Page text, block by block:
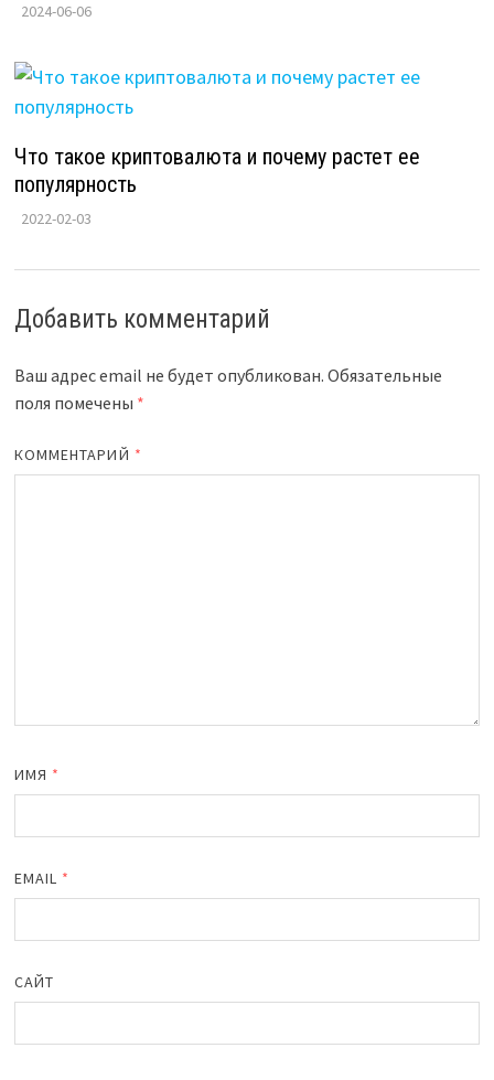
2024-06-06
Что такое криптовалюта и почему растет ее
популярность
2022-02-03
Добавить комментарий
Ваш адрес email не будет опубликован. Обязательные
поля помечены *
КОММЕНТАРИЙ *
ИМЯ *
EMAIL *
САЙТ